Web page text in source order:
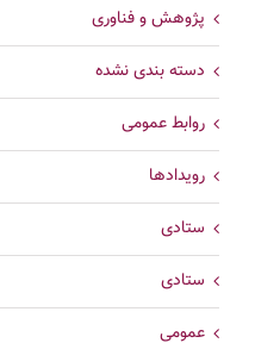
پژوهش و فناوری
دسته بندی نشده
روابط عمومی
رویدادها
ستادی
ستادی
عمومی